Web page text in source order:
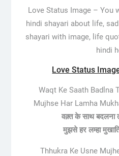
Love Status Image – You
hindi shayari about life,
shayari with image, life
hindi
Love Status
Waqt Ke Saath Badlna
Mujhse Har Lamha
वक़्त के साथ बदलना
मुझसे हर लम्हा
Thhukra Ke Usne